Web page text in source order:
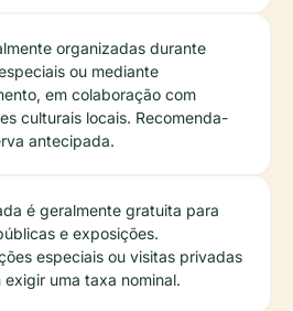
organizadas durante
ou mediante
em colaboração com
culturais locais. Recomenda-
antecipada.
é geralmente gratuita para
e exposições.
especiais ou visitas privadas
exigir uma taxa nominal.